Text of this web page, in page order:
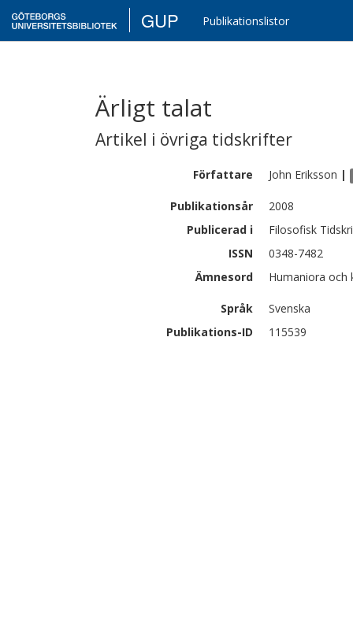
GUP Publikationslistor
Ärligt talat
Artikel i övriga tidskrifter
Författare John Eriksson |
Publikationsår
2008
Publicerad i
Filosofisk
ISSN
0348-7482
Ämnesord
Humaniora
Språk
Svenska
Publikations-ID
115539